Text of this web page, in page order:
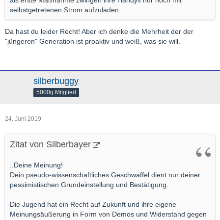
selbstgetretenen Strom aufzuladen.
Da hast du leider Recht! Aber ich denke die Mehrheit der der
"jüngeren" Generation ist proaktiv und weiß, was sie will.
silberbuggy
5000g Mitglied
24. Juni 2019
Zitat von Silberbayer
..Deine Meinung!
Dein pseudo-wissenschaftliches Geschwaffel dient nur deiner
pessimistischen Grundeinstellung und Bestätigung.
Die Jugend hat ein Recht auf Zukunft und ihre eigene
Meinungsäußerung in Form von Demos und Widerstand gegen